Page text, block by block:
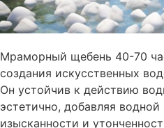
Мраморный щебень 40-70
создания искусственных
Он устойчив к действию
эстетично, добавляя
изысканности и